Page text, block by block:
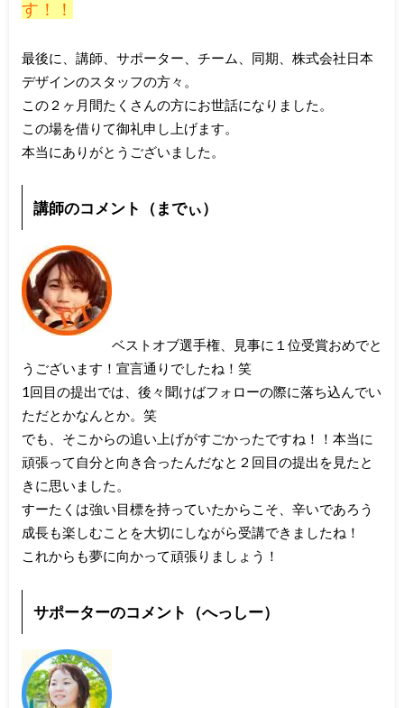
す！！
最後に、講師、サポーター、チーム、同期、株式会社日本
デザインのスタッフの方々。
この２ヶ月間たくさんの方にお世話になりました。
この場を借りて御礼申し上げます。
本当にありがとうございました。
講師のコメント（までぃ）
ベストオブ選手権、見事に１位受賞おめでと
うございます！宣言通りでしたね！笑
1回目の提出では、後々聞けばフォローの際に落ち込んでい
ただとかなんとか。笑
でも、そこからの追い上げがすごかったですね！！本当に
頑張って自分と向き合ったんだなと２回目の提出を見たと
きに思いました。
すーたくは強い目標を持っていたからこそ、辛いであろう
成長も楽しむことを大切にしながら受講できましたね！
これからも夢に向かって頑張りましょう！
サポーターのコメント（へっしー）